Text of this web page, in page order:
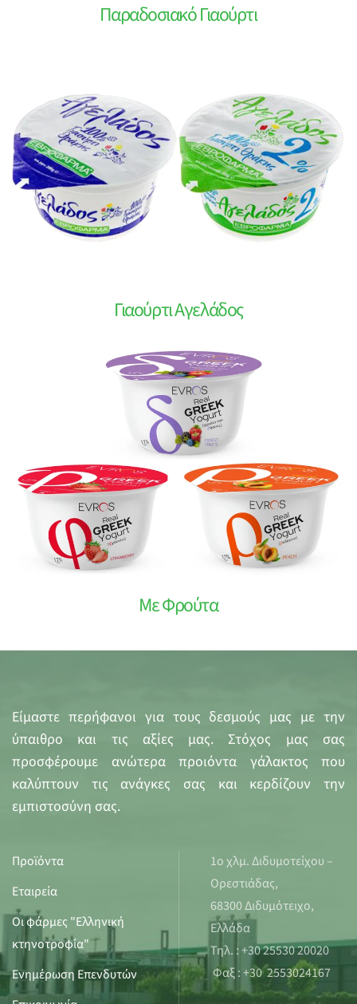
Παραδοσιακό Γιαούρτι
Γιαούρτι Αγελάδος
Με Φρούτα
Είμαστε περήφανοι για τους δεσμούς μας με την
ύπαιθρο και τις αξίες μας. Στόχος μας σας
προσφέρουμε ανώτερα προιόντα γάλακτος που
καλύπτουν τις ανάγκες σας και κερδίζουν την
εμπιστοσύνη σας.
Προϊόντα
Εταιρεία
Οι φάρμες "Ελληνική
κτηνοτροφία"
Ενημέρωση Επενδυτών
1ο χλμ. Διδυμοτείχου –
Ορεστιάδας,
68300 Διδυμότειχο,
Ελλάδα
Τηλ. : +30 25530 20020
Φαξ : +30 2553024167